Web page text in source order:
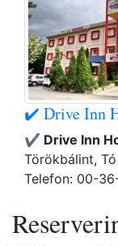
✔️ Drive Inn
✔️ Drive Inn
Törökbálint, Tó
Telefon: 00-